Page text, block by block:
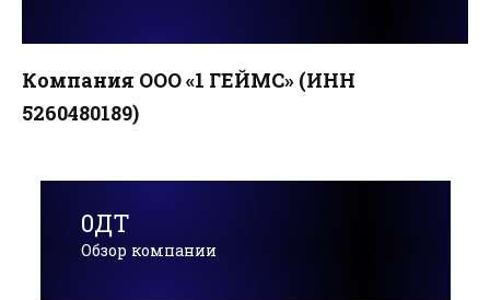
Компания ООО «1 ГЕЙМС» (ИНН
5260480189)
0ДТ
Обзор компании